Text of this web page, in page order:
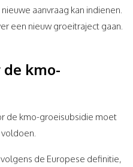
aanvraag kan indienen.
een nieuw groeitraject gaan.
kmo-
de kmo-groeisubsidie moet
volgens de Europese definitie,